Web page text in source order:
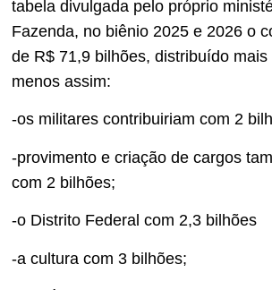
tabela divulgada pelo próprio
Fazenda, no biênio 2025 e 2026 o
de R$ 71,9 bilhões, distribuído mais
menos assim:
-os militares contribuiriam com 2
-provimento e criação de cargos
com 2 bilhões;
-o Distrito Federal com 2,3 bilhões
-a cultura com 3 bilhões;